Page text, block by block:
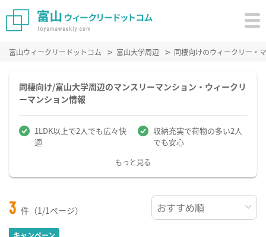
富山ウィークリードットコム 富山大学周辺 同棲向けのウィークリー・
同棲向け/富山大学周辺のマンスリーマンション・ウィークリ
ーマンション情報
1LDK以上で2人でも広々快
適
収納充実で荷物の多い2人
でも安心
もっと見る
3 件（1/1ページ）